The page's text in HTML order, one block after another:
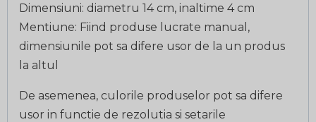
Dimensiuni: diametru 14 cm, inaltime 4 cm
Mentiune: Fiind produse lucrate manual,
dimensiunile pot sa difere usor de la un produs
la altul
De asemenea, culorile produselor pot sa difere
usor in functie de rezolutia si setarile